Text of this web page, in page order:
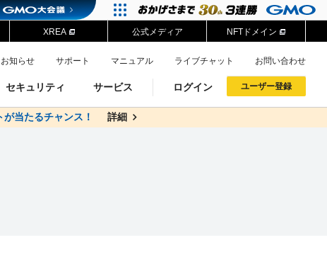
XREA 公式メディア NFTドメイン
セキュリティ サービス
お知らせ サポート マニュアル ライブチャット お問い合わせ
ログイン ユーザー登録
当たるチャンス！ 詳細
料 詳細